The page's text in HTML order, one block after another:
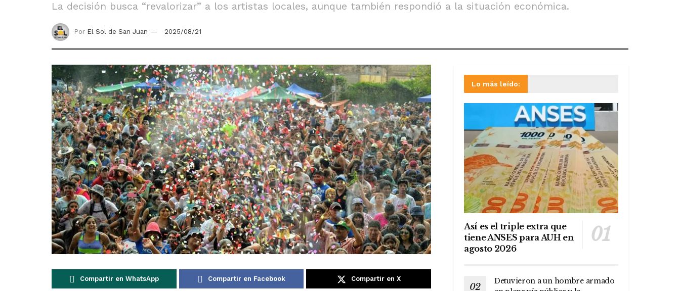
La decisión busca “revalorizar” a los artistas locales, aunque también respondió a la situación económica.
Por El Sol de San Juan 2025/08/21
Compartir en WhatsApp Compartir en Facebook Compartir en X
Lo más leído:
Así es el triple extra que
tiene ANSES para AUH en
agosto 2026
Detuvieron a un hombre armado